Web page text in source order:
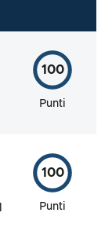
100
Punti
100
Punti